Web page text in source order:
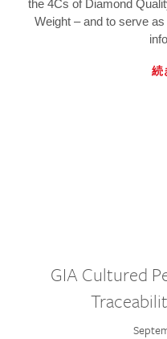
the 4Cs of Diamond
Weight – and to serve
続
GIA Cultured